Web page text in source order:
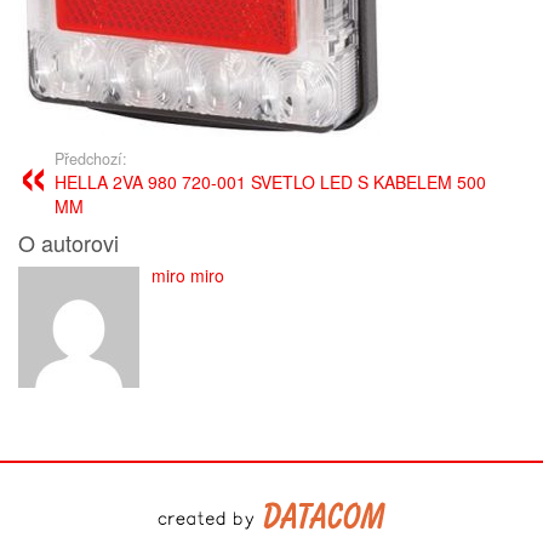
Předchozí:
HELLA 2VA 980 720-001 SVETLO LED S KABELEM 500
MM
O autorovi
miro miro